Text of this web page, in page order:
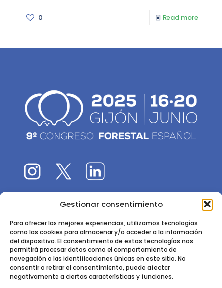
Gestionar consentimiento
Para ofrecer las mejores experiencias, utilizamos tecnologías
como las cookies para almacenar y/o acceder a la información
del dispositivo. El consentimiento de estas tecnologías nos
permitirá procesar datos como el comportamiento de
navegación o las identificaciones únicas en este sitio. No
consentir o retirar el consentimiento, puede afectar
negativamente a ciertas características y funciones.
0 Read more
El 9CFE es una actividad promovida por laSociedad
Instituto de Ciencias Forestales, INIA-CSIC
Ctra. de la Coruña km 7,5 - 28040 Madrid